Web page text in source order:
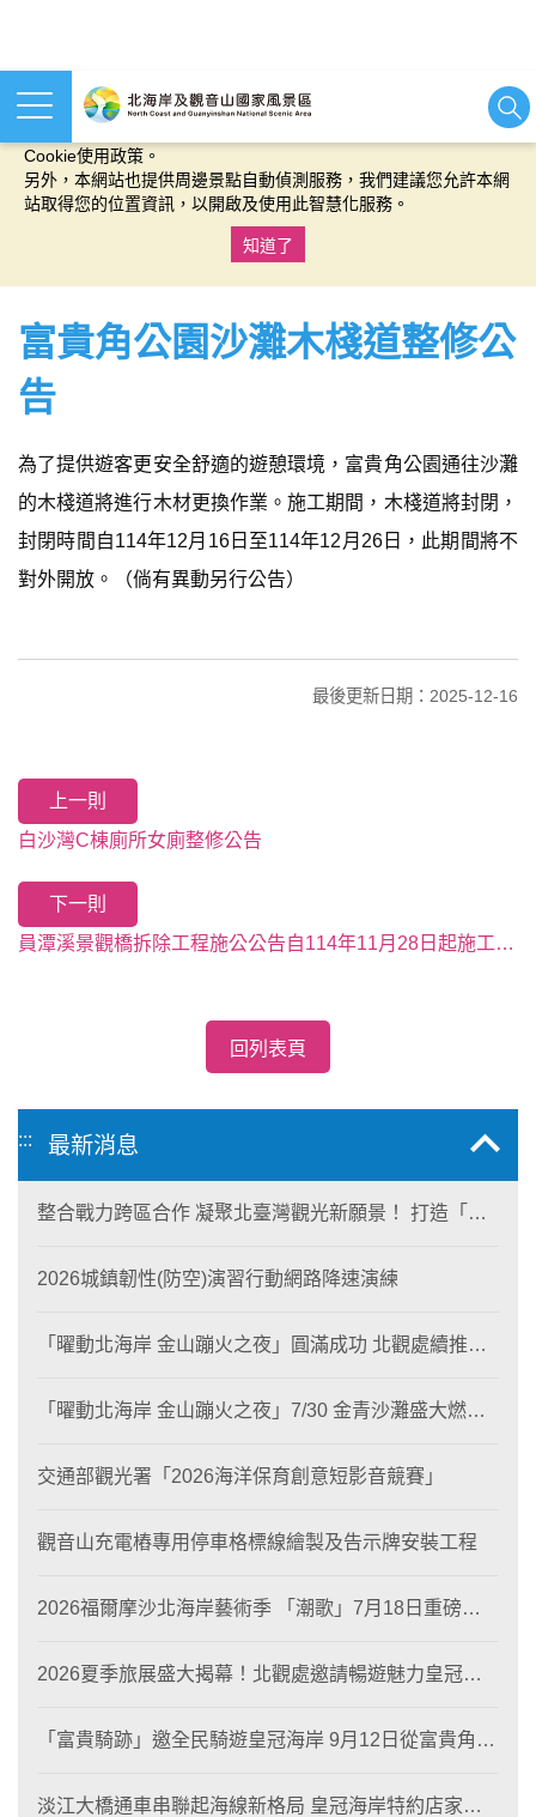
本網站使用cookies等相關技術以持續優化網站服務，並有助於為
Cookie使用政策。
另外，本網站也提供周邊景點自動偵測服務，我們建議您允許本網
站取得您的位置資訊，以開啟及使用此智慧化服務。
知道了
富貴角公園沙灘木棧道整修公
告
為了提供遊客更安全舒適的遊憩環境，富貴角公園通往沙灘
的木棧道將進行木材更換作業。施工期間，木棧道將封閉，
封閉時間自114年12月16日至114年12月26日，此期間將不
對外開放。（倘有異動另行公告）
最後更新日期：2025-12-16
上一則
白沙灣C棟廁所女廁整修公告
下一則
員潭溪景觀橋拆除工程施公公告自114年11月28日起施工，因施工造成不便敬請見諒！
回列表頁
::: 最新消息
整合戰力跨區合作 凝聚北臺灣觀光新願景！ 打造「生
2026城鎮韌性(防空)演習行動網路降速演練
「曜動北海岸 金山蹦火之夜」圓滿成功 北觀處續推照
「曜動北海岸 金山蹦火之夜」7/30 金青沙灘盛大燃
交通部觀光署「2026海洋保育創意短影音競賽」
觀音山充電樁專用停車格標線繪製及告示牌安裝工程
2026福爾摩沙北海岸藝術季 「潮歌」7月18日重磅登
2026夏季旅展盛大揭幕！北觀處邀請暢遊魅力皇冠海
「富貴騎跡」邀全民騎遊皇冠海岸 9月12日從富貴角出
淡江大橋通車串聯起海線新格局 皇冠海岸特約店家、